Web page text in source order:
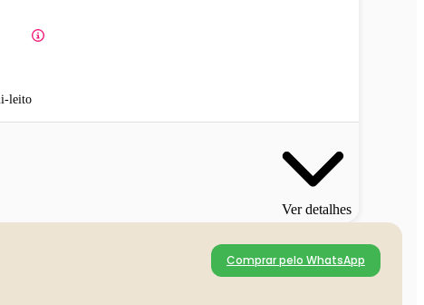
leito
Ver detalhes
Comprar pelo WhatsApp